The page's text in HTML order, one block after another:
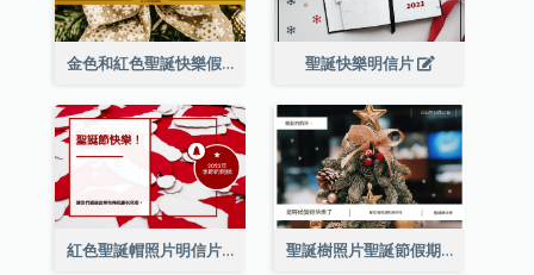
金色和紅色聖誕快樂假期明信片 聖誕快樂明信片
紅色聖誕帽照片明信片 聖誕樹照片聖誕節假期明信片